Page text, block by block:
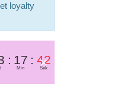
loyalty
17
Min
42
Sek
×